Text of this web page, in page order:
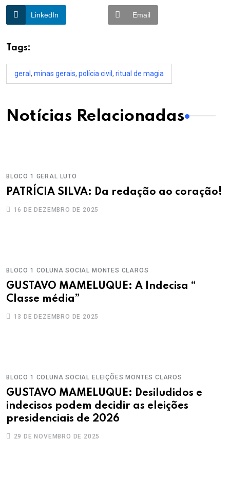
LinkedIn Email
Tags:
geral , minas gerais, polícia civil , ritual de magia
Notícias Relacionadas
BLOCO 1 GERAL LUTO
PATRÍCIA SILVA: Da redação ao coração!
16 DE DEZEMBRO DE 2025
BLOCO 1 COLUNA SOCIAL MONTES CLAROS
GUSTAVO MAMELUQUE: A Indecisa “
Classe média”
13 DE DEZEMBRO DE 2025
BLOCO 1 COLUNA SOCIAL ELEIÇÕES MONTES CLAROS
GUSTAVO MAMELUQUE: Desiludidos e
indecisos podem decidir as eleições
presidenciais de 2026
29 DE NOVEMBRO DE 2025